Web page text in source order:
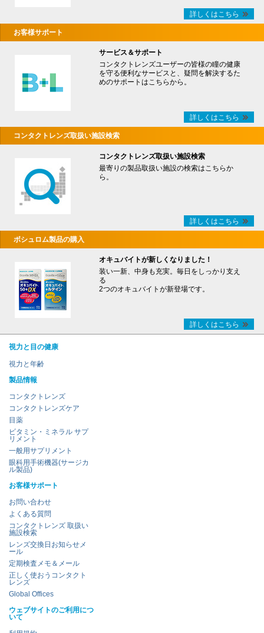
詳しくはこちら
お客様サポート
サービス＆サポート
コンタクトレンズユーザーの皆様の瞳の健康
を守る便利なサービスと、疑問を解決するた
めのサポートはこちらから。
詳しくはこちら
コンタクトレンズ取扱い施設検索
コンタクトレンズ取扱い施設検索
最寄りの製品取扱い施設の検索はこちらか
ら。
詳しくはこちら
ボシュロム製品の購入
オキュバイトが新しくなりました！
装い一新、中身も充実。毎日をしっかり支え
る
2つのオキュバイトが新登場です。
詳しくはこちら
視力と目の健康
視力と年齢
製品情報
コンタクトレンズ
コンタクトレンズケア
目薬
ビタミン・ミネラル サプ
リメント
一般用サプリメント
眼科用手術機器(サージカ
ル製品)
お客様サポート
お問い合わせ
よくある質問
コンタクトレンズ 取扱い
施設検索
レンズ交換日お知らせメ
ール
定期検査メモ＆メール
正しく使おうコンタクト
レンズ
Global Offices
ウェブサイトのご利用につ
いて